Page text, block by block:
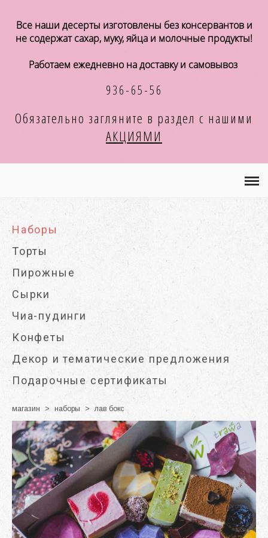
Все наши десерты изготовлены без консервантов и
не содержат сахар, муку, яйца и молочные продукты!
Работаем ежедневно на доставку и самовывоз
936-65-56
Обязательно загляните в раздел с нашими
АКЦИЯМИ
Магазин
Хранение и употребление
Оплата и доставка
Контакты
КОРЗИНА
Наборы
Торты
Пирожные
Сырки
Чиа-пудинги
Конфеты
Декор и тематические предложения
Подарочные сертификаты
магазин > наборы > лав бокс